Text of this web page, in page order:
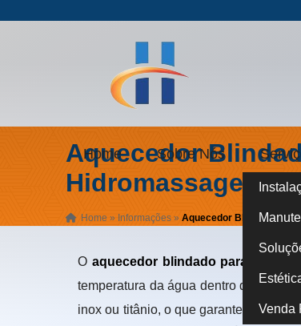
Home Sobre Nós
Venda
Aquecedor
Hidromassagem
Home » Informações »Aquecedor Blindado
O aquecedor blindado para
temperatura da água dentro da
inox ou titânio, o que garante